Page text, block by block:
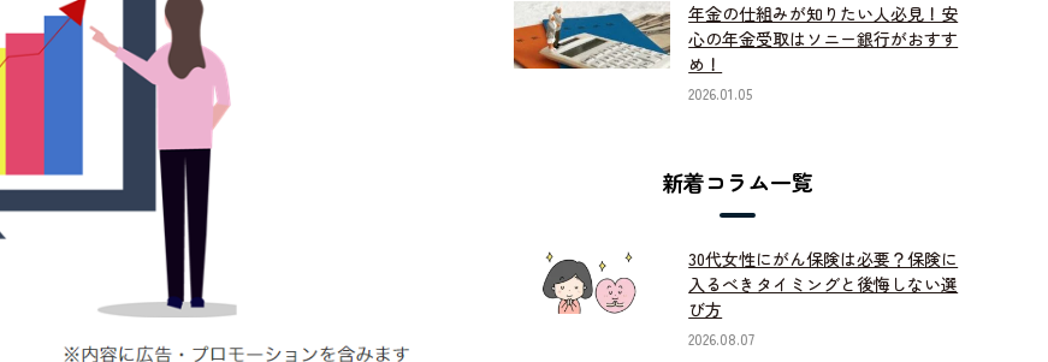
年金の仕組みが知りたい人必見！安
心の年金受取はソニー銀行がおすす
め！
2026.01.05
新着コラム一覧
30代女性にがん保険は必要？保険に
入るべきタイミングと後悔しない選
び方
2026.08.07